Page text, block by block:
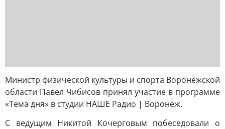
Министр физической культуры и спорта Воронежской
области Павел Чибисов принял участие в программе
«Тема дня» в студии НАШЕ Радио | Воронеж.
С ведущим Никитой Кочерговым побеседовали о